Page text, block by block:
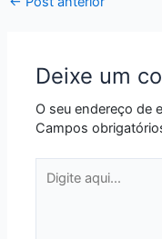
Deixe um
O seu endereço de
Campos
aqui...